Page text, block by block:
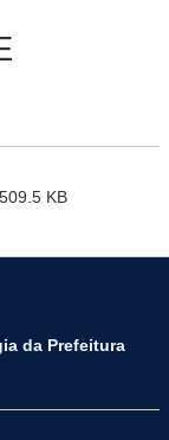
KB
da Prefeitura